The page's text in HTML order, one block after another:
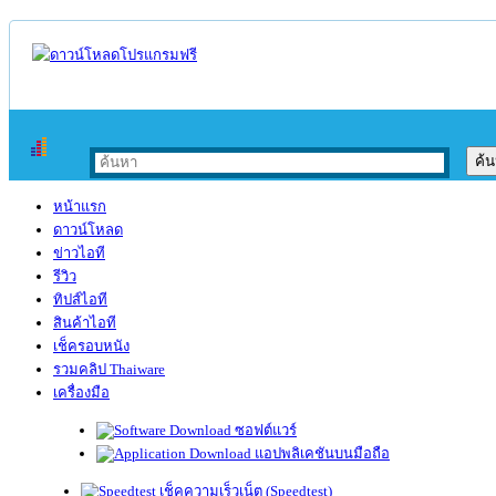
หน้าแรก
ดาวน์โหลด
ข่าวไอที
รีวิว
ทิปส์ไอที
สินค้าไอที
เช็ครอบหนัง
รวมคลิป Thaiware
เครื่องมือ
ซอฟต์แวร์
แอปพลิเคชันบนมือถือ
เช็คความเร็วเน็ต (Speedtest)